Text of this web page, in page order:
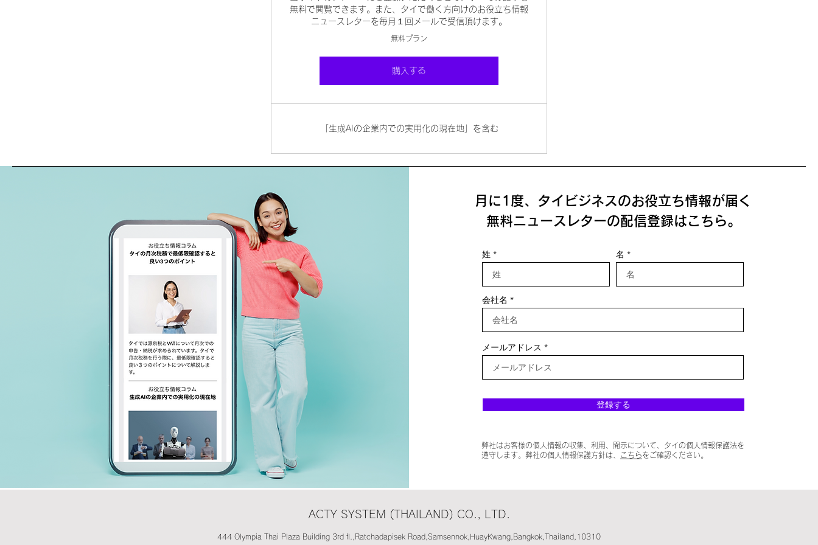
無料で閲覧できます。また、タイで働く方向けのお役立ち情報
ニュースレターを毎月１回メールで受信頂けます。
無料プラン
購入する
「生成AIの企業内での実用化の現在地」を含む
月に1度、タイビジネスのお役立ち情報が届く
無料ニュースレターの配信登録はこちら。
姓 名
会社名
メールアドレス
登録する
弊社はお客様の個人情報の収集、利用、開示について、タイの個人情報保護法を
遵守します。弊社の個人情報保護方針は、 こちらをご確認ください。
ACTY SYSTEM (THAILAND) CO., LTD.
444 Olympia Thai Plaza Building 3rd fl.,Ratchadapisek Road,Samsennok,HuayKwang,Bangkok,Thailand,10310